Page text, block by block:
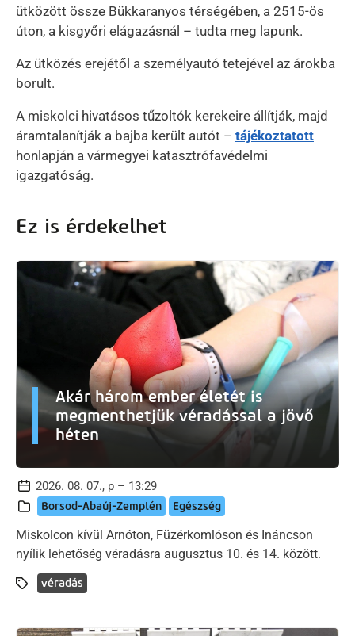
ütközött össze Bükkaranyos térségében, a 2515-ös
úton, a kisgyőri elágazásnál – tudta meg lapunk.
Az ütközés erejétől a személyautó tetejével az árokba
borult.
A miskolci hivatásos tűzoltók kerekeire állítják, majd
áramtalanítják a bajba került autót – tájékoztatott
honlapján a vármegyei katasztrófavédelmi
igazgatóság.
Ez is érdekelhet
Akár három ember életét is
megmenthetjük véradással a jövő
héten
2026. 08. 07., p – 13:29
Borsod-Abaúj-Zemplén Egészség
Miskolcon kívül Arnóton, Füzérkomlóson és Ináncson
nyílik lehetőség véradásra augusztus 10. és 14. között.
véradás